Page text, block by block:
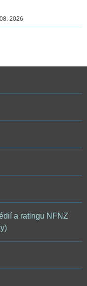
2026
a ratingu NFNZ